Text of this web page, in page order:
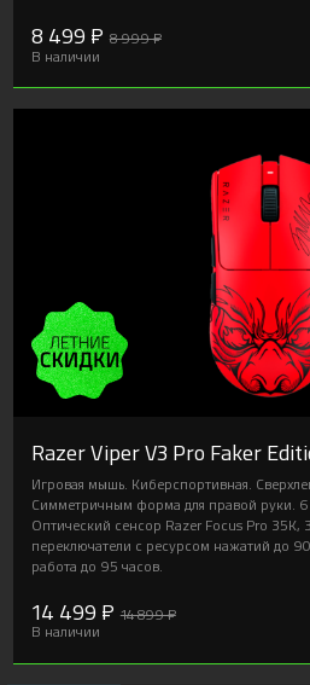
8 499 ₽ 8 999 ₽
В наличии
Razer Viper V3 Pro Faker
Игровая мышь. Киберспортивная.
Симметричным форма для правой руки.
Оптический сенсор Razer Focus Pro 35K,
переключатели с ресурсом нажатий до
работа до 95 часов.
14 499 ₽ 14 899 ₽
В наличии